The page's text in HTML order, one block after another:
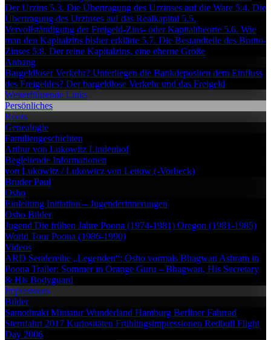
Der Urzins 5.3. Die Übertragung des Urzinses auf die Ware 5.4. Die
Übertragung des Urzinses auf das Realkapital 5.5.
Vervollständigung der Freigeld-Zins- oder Kapitaltheorie 5.6. Wie
man den Kapitalzins bisher erklärte 5.7. Die Bestandteile des Brutto-
Zinses 5.8. Der reine Kapitalzins, eine eherne Größe
Anhang
Bargeldloser Verkehr? Unterliegen die Bankdepositen dem Einfluss
des Freigeldes? Der bargeldlose Verkehr und das Freigeld
Weiterführende Links
Persönliches
Roots
Genealogie
Familiengeschichten
Arthur von Lukowitz Lindenhof
Begleitende Informationen
von Lukowitz / Lukowicz von Lettow (-Vorbeck)
Bruder Paul
Osho
Einleitung Initiation – Jugenderinnerungen
Osho Bilder
Jugend Die frühen Jahre Poona (1974-1981) Oregon (1981-1985)
World TourPoona (1986-1990)
Videos
ARD Sendereihe „Legenden“: Osho vormals Bhagwan Ashram in
Poona Trailer: Sommer in Orange Guru – Bhagwan, His Secretary
& His Bodyguard
Impressions
Bilder
Samothraki Miniatur Wunderland Hamburg Berliner Fahrrad
Sternfahrt 2017 Kuriositäten Frühlingsimpressionen Redbull Flight
Day 2006